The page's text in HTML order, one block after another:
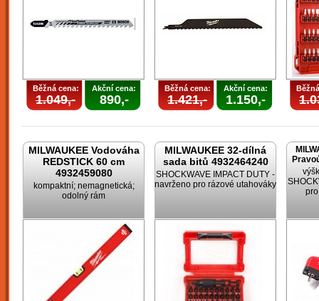
Běžná cena:
1.049,-
Akční cena:
890,-
Běžná cena:
1.421,-
Akční cena:
1.150,-
MILWAUKEE Vodováha
REDSTICK 60 cm
4932459080
kompaktní; nemagnetická;
odolný rám
MILWAUKEE 32-dílná
sada bitů 4932464240
SHOCKWAVE IMPACT DUTY -
navrženo pro rázové utahováky